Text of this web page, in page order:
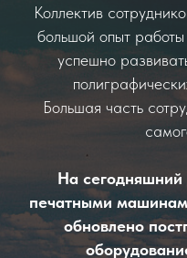
Коллектив
большой опыт
успешно
Большая часть
На
печатными
обновлено